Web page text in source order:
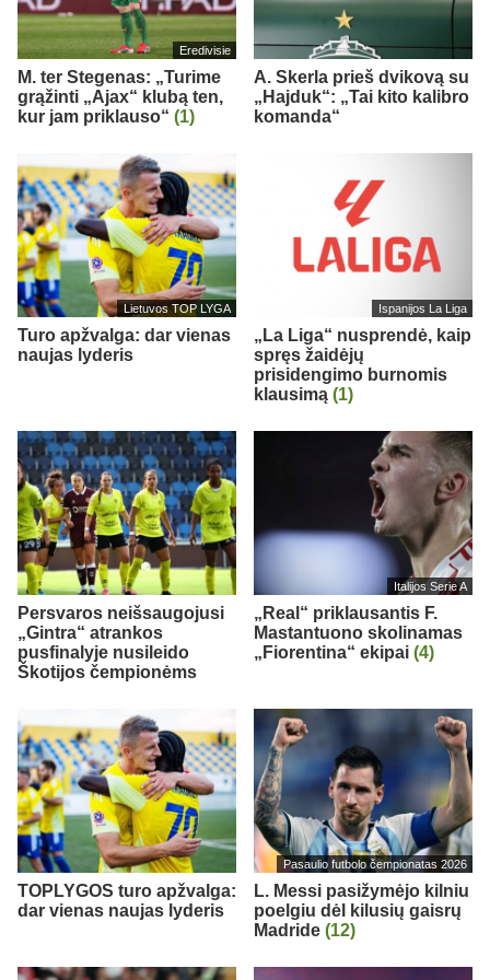
Eredivisie
M. ter Stegenas: „Turime
grąžinti „Ajax“ klubą ten,
kur jam priklauso“ (1)
A. Skerla prieš dvikovą su
„Hajduk“: „Tai kito kalibro
komanda“
Lietuvos TOP LYGA
Turo apžvalga: dar vienas
naujas lyderis
Ispanijos La Liga
„La Liga“ nusprendė, kaip
spręs žaidėjų
prisidengimo burnomis
klausimą (1)
Persvaros neišsaugojusi
„Gintra“ atrankos
pusfinalyje nusileido
Škotijos čempionėms
Italijos Serie A
„Real“ priklausantis F.
Mastantuono skolinamas
„Fiorentina“ ekipai (4)
TOPLYGOS turo apžvalga:
dar vienas naujas lyderis
Pasaulio futbolo čempionatas 2026
L. Messi pasižymėjo kilniu
poelgiu dėl kilusių gaisrų
Madride (12)